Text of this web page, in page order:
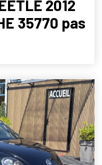
2012
35770 pas